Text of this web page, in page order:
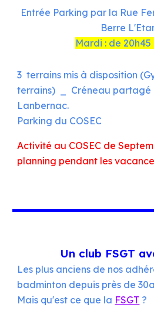
Entrée Parking par la Rue
Berre
Mardi : de 20h45
3 terrains mis à disposition
terrains) _ Créneau partagé
Lanbernac.
Parking du COSEC
Activité au COSEC de
planning pendant les
Un club FSGT
Les plus anciens de nos
badminton depuis près de
Mais qu'est ce que la FSGT ?